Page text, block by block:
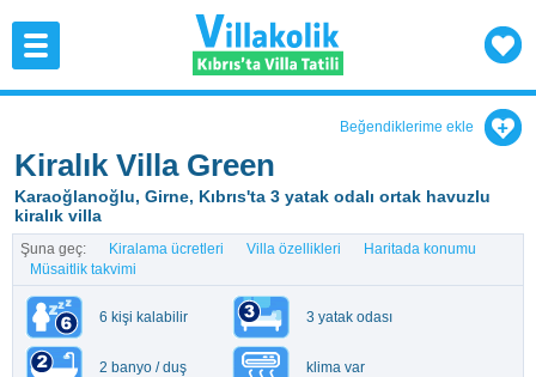
Beğendiklerime ekle
Kiralık Villa Green
Karaoğlanoğlu, Girne, Kıbrıs'ta 3 yatak odalı ortak havuzlu
kiralık villa
Şuna geç: Kiralama ücretleri Villa özellikleri
Haritada konumu
Müsaitlik takvimi
6 kişi kalabilir 3 yatak odası
2 banyo / duş klima var